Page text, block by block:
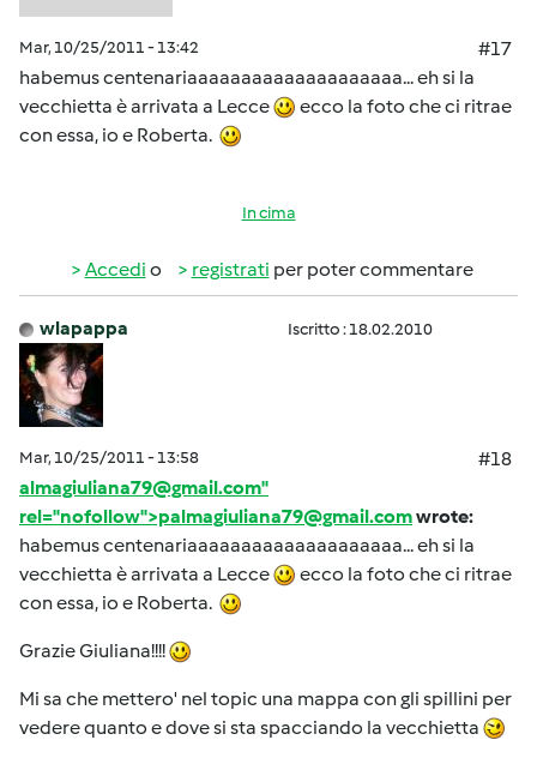
Mar, 10/25/2011 - 13:42
#17
habemus centenariaaaaaaaaaaaaaaaaaaaa... eh si la
vecchietta è arrivata a Lecce
ecco la foto che ci ritrae
con essa, io e Roberta.
In cima
Accedi o registrati per poter commentare
wlapappa Iscritto : 18.02.2010
Mar, 10/25/2011 - 13:58
#18
almagiuliana79@gmail.com"
rel="nofollow">palmagiuliana79@gmail.comwrote:
habemus centenariaaaaaaaaaaaaaaaaaaaa... eh si la
vecchietta è arrivata a Lecce
ecco la foto che ci ritrae
con essa, io e Roberta.
Grazie Giuliana!!!!
Mi sa che mettero' nel topic una mappa con gli spillini per
vedere quanto e dove si sta spacciando la vecchietta